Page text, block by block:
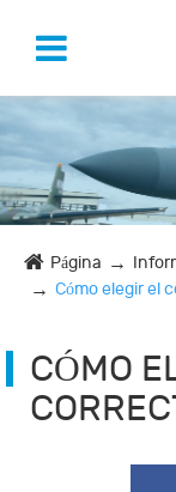
Página
Cómo elegir el
CÓMO